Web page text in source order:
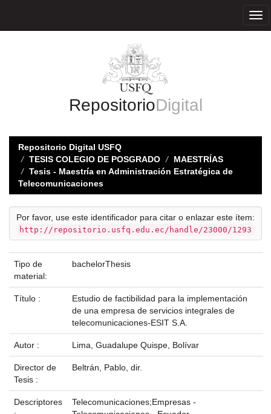
RepositorioDigital
Repositorio Digital USFQ
TESIS COLEGIO DE POSGRADO
MAESTRÍAS
Tesis - Maestría en Administración Estratégica de
Telecomunicaciones
Por favor, use este identificador para citar o enlazar este ítem:
http://repositorio.usfq.edu.ec/handle/23000/1293
Tipo de
material:
bachelorThesis
Título :
Estudio de factibilidad para la implementación
de una empresa de servicios integrales de
telecomunicaciones-ESIT S.A.
Autor : Lima, Guadalupe Quispe, Bolívar
Director de
Tesis :
Beltrán, Pablo, dir.
Descriptores
Telecomunicaciones;Empresas -